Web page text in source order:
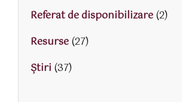
Referat de disponibilizare(2)
Resurse(27)
Știri (37)